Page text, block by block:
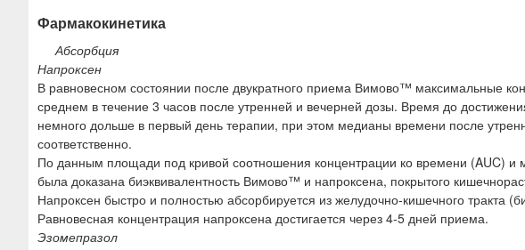
Фармакокинетика
Абсорбция
Напроксен
В равновесном состоянии после двукратного приема Вимово™ максимальные
среднем в течение 3 часов после утренней и вечерней дозы. Время до
немного дольше в первый день терапии, при этом медианы времени после
соответственно.
По данным площади под кривой соотношения концентрации ко времени (AUC) и
была доказана биэквивалентность Вимово™ и напроксена, покрытого
Напроксен быстро и полностью абсорбируется из желудочно-кишечного тракта
Равновесная концентрация напроксена достигается через 4-5 дней приема.
Эзомепразол